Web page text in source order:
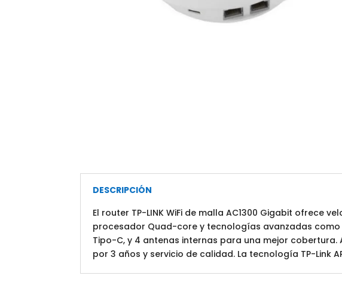
DESCRIPCIÓN
El router TP-LINK WiFi de malla AC1300 Gigabit
procesador Quad-core y tecnologías avanzadas como
Tipo-C, y 4 antenas internas para una mejor
por 3 años y servicio de calidad. La tecnología TP-Link